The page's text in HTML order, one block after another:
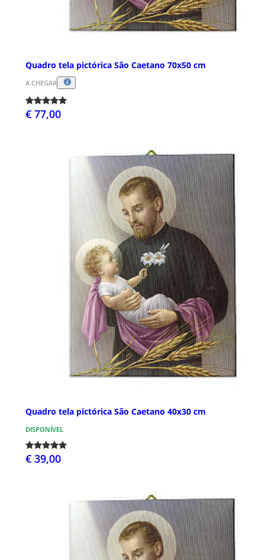
Quadro tela pictórica São Caetano 70x50 cm
A CHEGAR
€ 77,00
Quadro tela pictórica São Caetano 40x30 cm
DISPONÍVEL
€ 39,00